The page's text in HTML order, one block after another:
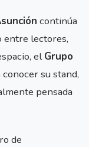
continúa
entre lectores,
elGrupo
su stand,
pensada
de